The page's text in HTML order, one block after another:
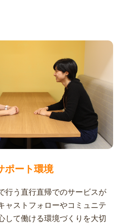
ポート環境
行う直行直帰でのサービスが
ャストフォローやコミュニテ
して働ける環境づくりを大切